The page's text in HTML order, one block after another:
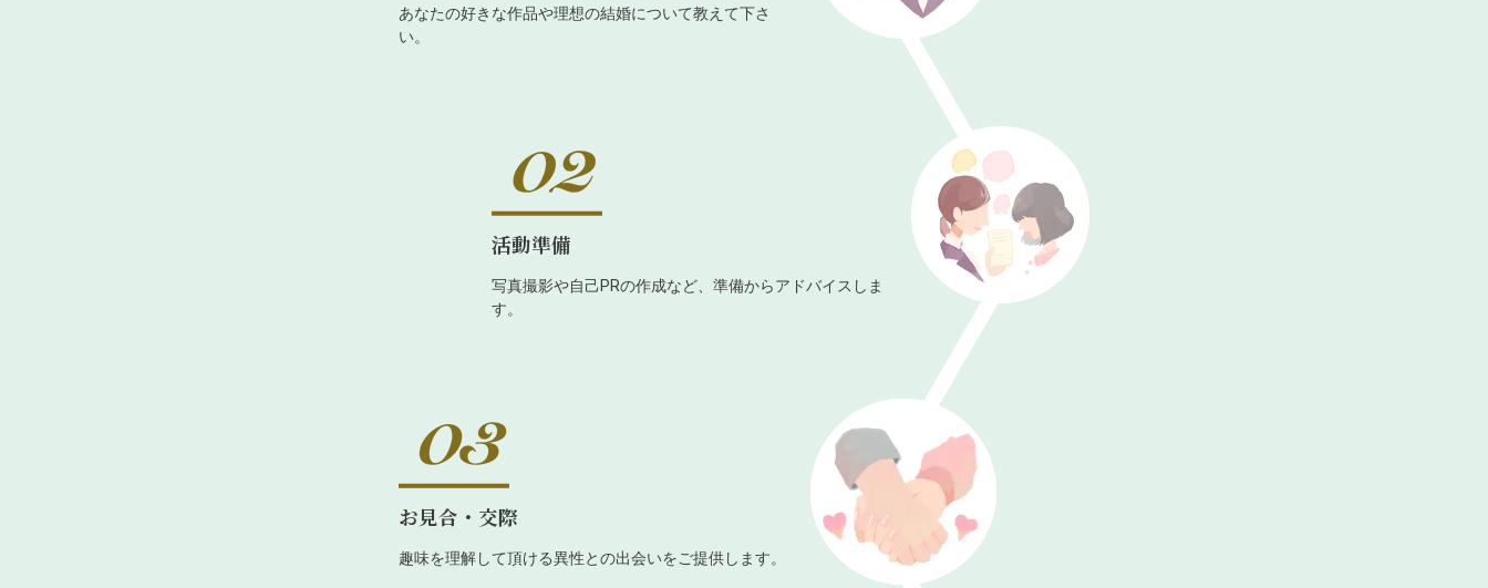
あなたの好きな作品や理想の結婚について教えて下さ
い。
活動準備
写真撮影や自己PRの作成など、準備からアドバイスしま
す。
お見合・交際
趣味を理解して頂ける異性との出会いをご提供します。